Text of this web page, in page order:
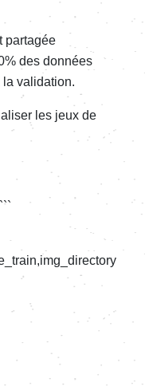
partagée
des données
la validation.
les jeux de